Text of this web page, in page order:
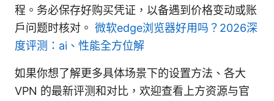
程。务必保存好购买凭证，以备遇到价格变动或账
户问题时核对。 微软edge浏览器好用吗？2026深
度评测：ai、性能全方位解
如果你想了解更多具体场景下的设置方法、各大
VPN 的最新评测和对比，欢迎查看上方资源与官